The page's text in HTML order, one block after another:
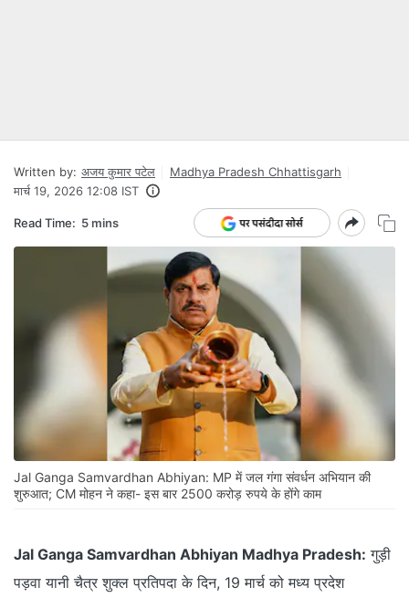
Written by: अजय कुमार पटेल
Madhya Pradesh Chhattisgarh
मार्च 19, 2026 12:08 IST
Read Time: 5 mins
Jal Ganga Samvardhan Abhiyan: MP में जल गंगा संवर्धन अभियान की
शुरुआत; CM मोहन ने कहा- इस बार 2500 करोड़ रुपये के होंगे काम
Jal Ganga Samvardhan Abhiyan Madhya Pradesh: गुड़ी
पड़वा यानी चैत्र शुक्ल प्रतिपदा के दिन, 19 मार्च को मध्य प्रदेश